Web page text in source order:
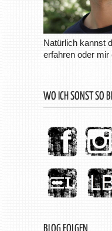
Natürlich kannst
erfahren oder mir
WO ICH SONST SO